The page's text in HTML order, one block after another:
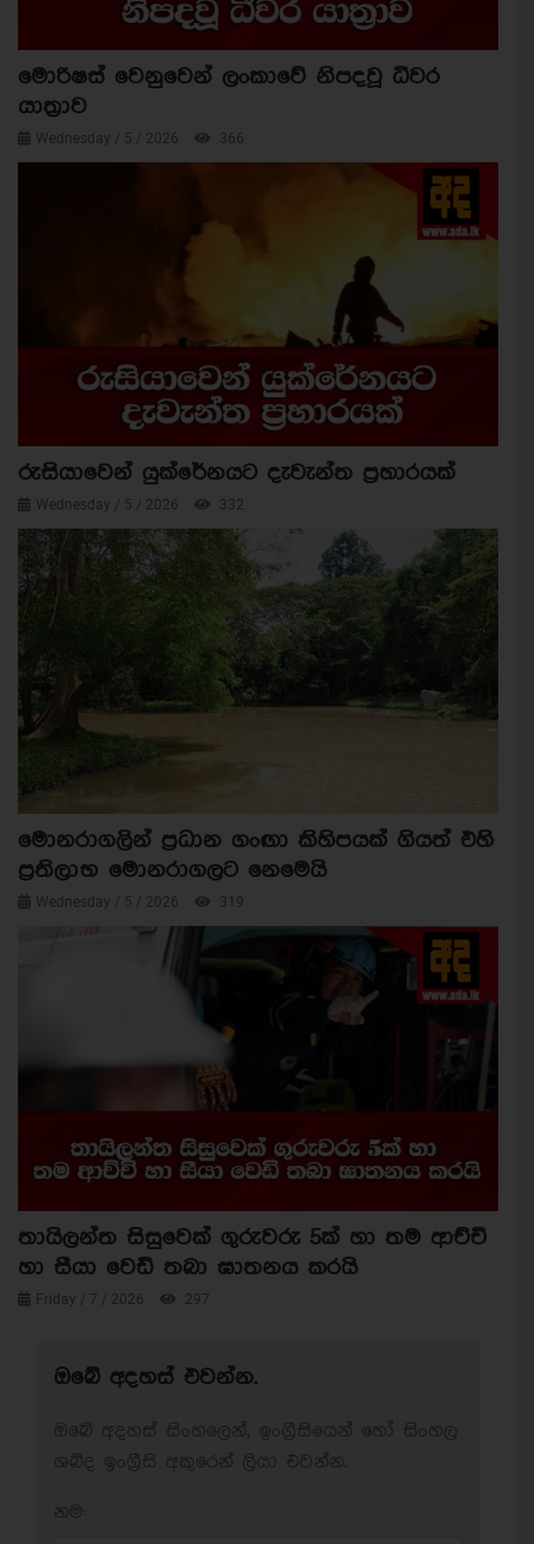
මොරිෂස් වෙනුවෙන් ලංකාවේ නිපදවූ ධීවර
යාත්‍රාව
Wednesday / 5 / 2026 366
රුසියාවෙන් යුක්රේනයට දැවැන්ත ප්‍රහාරයක්
Wednesday / 5 / 2026 332
මොනරාගලින් ප්‍රධාන ගංඟා කිහිපයක් ගියත් එහි
ප්‍රතිලාභ මොනරාගලට නෙමෙයි
Wednesday / 5 / 2026 319
තායිලන්ත සිසුවෙක් ගුරුවරු 5ක් හා තම ආච්චි
හා සීයා වෙඩි තබා ඝාතනය කරයි
Friday / 7 / 2026 297
ඔබේ අදහස් එවන්න.